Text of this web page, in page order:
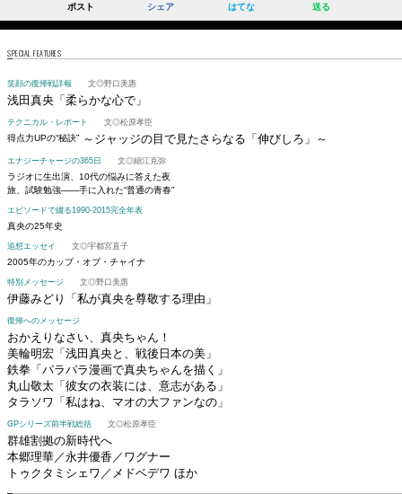
ポスト シェア はてな 送る
SPECIAL FEATURES
笑顔の復帰戦詳報 文◎野口美惠
浅田真央 「柔らかな心で」
テクニカル・レポート 文◎松原孝臣
得点力UPの“秘訣” ～ジャッジの目で見たさらなる「伸びしろ」～
エナジーチャージの365日 文◎細江克弥
ラジオに生出演、10代の悩みに答えた夜
旅、試験勉強――手に入れた“普通の青春”
エピソードで綴る1990-2015完全年表
真央の25年史
追想エッセイ 文◎宇都宮直子
2005年のカップ・オブ・チャイナ
特別メッセージ 文◎野口美惠
伊藤みどり 「私が真央を尊敬する理由」
復帰へのメッセージ
おかえりなさい、真央ちゃん！
美輪明宏「浅田真央と、戦後日本の美」
鉄拳「パラパラ漫画で真央ちゃんを描く」
丸山敬太「彼女の衣装には、意志がある」
タラソワ「私はね、マオの大ファンなの」
GPシリーズ前半戦総括 文◎松原孝臣
群雄割拠の新時代へ
本郷理華／永井優香／ワグナー
トゥクタミシェワ／メドベデワ ほか